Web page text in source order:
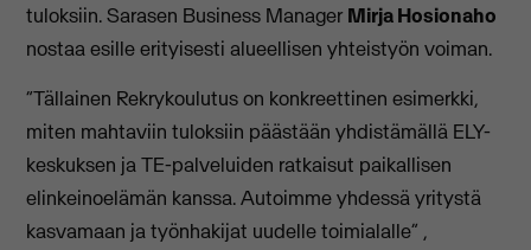
tuloksiin. Sarasen Business Manager Mirja Hosionaho
nostaa esille erityisesti alueellisen yhteistyön voiman.
“Tällainen Rekrykoulutus on konkreettinen esimerkki,
miten mahtaviin tuloksiin päästään yhdistämällä ELY-
keskuksen ja TE-palveluiden ratkaisut paikallisen
elinkeinoelämän kanssa. Autoimme yhdessä yritystä
kasvamaan ja työnhakijat uudelle toimialalle” ,